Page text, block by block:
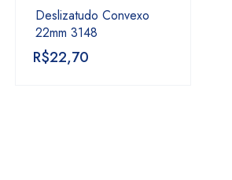
Deslizatudo Convexo
22mm 3148
R$22,70